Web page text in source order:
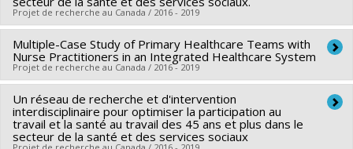
du Canada
PVX99097-Subvention de développement
de partenariat ,
Dubois,Nicolas Fernandez,Sylvie Hains
Funding sources:
Institut canadien d'information sur la santé
(ICIS)
Grant programs:
Projet de recherche au Canada / 2016 - 2019
Lead researcher : Carl Ardy Dubois
Co-researchers : Alain Marchand,Julie Côté,Kathleen
Bentein
Funding sources:IRSST/Institut de recherche Robert-Sauvé
en santé et en sécurité du travail
Grant programs:PVXXXXXX-Programme de recherche
Multiple-Case Study of Primary Healthcare Teams with
Nurse Practitioners in an Integrated Healthcare System
Projet de recherche au Canada / 2016 - 2019
Lead researcher : Kelley Kilpatrick
Co-researchers : Marie-Dominique Beaulieu,Carl Ardy
Dubois,Nicolas Fernandez
Un réseau de recherche et d'intervention
interdisciplinaire pour optimiser la participation au
travail et la santé au travail des 45 ans et plus dans le
secteur de la santé et des services sociaux